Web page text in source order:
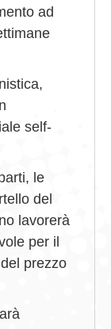
ad
self-
le
del
lavorerà
per il
prezzo